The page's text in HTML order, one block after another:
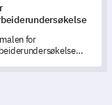
for